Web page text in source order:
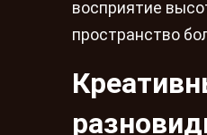
восприятие
пространство